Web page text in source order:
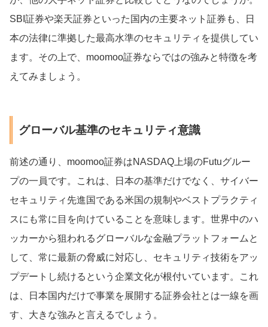
SBI証券や楽天証券といった国内の主要ネット証券も、日
本の法律に準拠した最高水準のセキュリティを提供してい
ます。その上で、moomoo証券ならではの強みと特徴を考
えてみましょう。
グローバル基準のセキュリティ意識
前述の通り、moomoo証券はNASDAQ上場のFutuグルー
プの一員です。これは、日本の基準だけでなく、サイバー
セキュリティ先進国である米国の規制やベストプラクティ
スにも常に目を向けていることを意味します。世界中のハ
ッカーから狙われるグローバルな金融プラットフォームと
して、常に最新の脅威に対応し、セキュリティ技術をアッ
プデートし続けるという企業文化が根付いています。これ
は、日本国内だけで事業を展開する証券会社とは一線を画
す、大きな強みと言えるでしょう。